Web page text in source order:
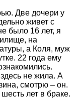
Две дочери у
живет с
было 16 лет, я
на
а Коля, муж
22 года ему
не жила. А
смотрю – он.
лет в браке.